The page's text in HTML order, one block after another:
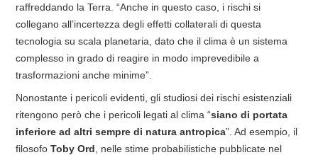
raffreddando la Terra. “Anche in questo caso, i rischi si
collegano all’incertezza degli effetti collaterali di questa
tecnologia su scala planetaria, dato che il clima è un sistema
complesso in grado di reagire in modo imprevedibile a
trasformazioni anche minime”.
Nonostante i pericoli evidenti, gli studiosi dei rischi esistenziali
ritengono però che i pericoli legati al clima “siano di portata
inferiore ad altri sempre di natura antropica”. Ad esempio, il
filosofo Toby Ord , nelle stime probabilistiche pubblicate nel